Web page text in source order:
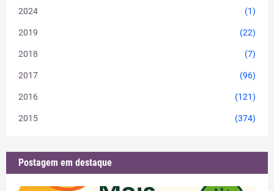
2024 (1)
2019 (22)
2018 (7)
2017 (96)
2016 (121)
2015 (374)
Postagem em destaque